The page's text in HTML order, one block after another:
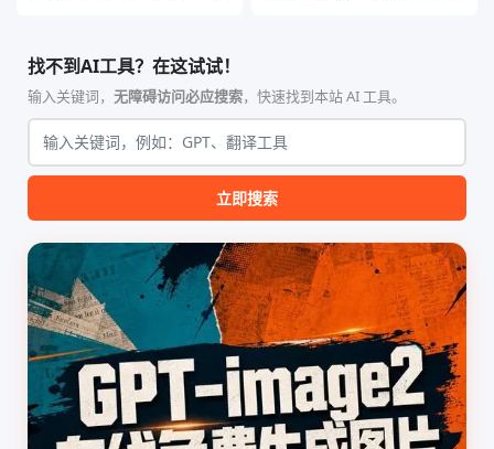
合，专为顶级学术期刊（如
Nature、Science、Cell 等）
的论文撰写与发表流程设计。
该工具集以智能体插...
纯 Python 标准库编写，用户
无需安装...
找不到AI工具？在这试试！
输入关键词， 无障碍访问必应搜索，快速找到本站 AI 工具。
立即搜索